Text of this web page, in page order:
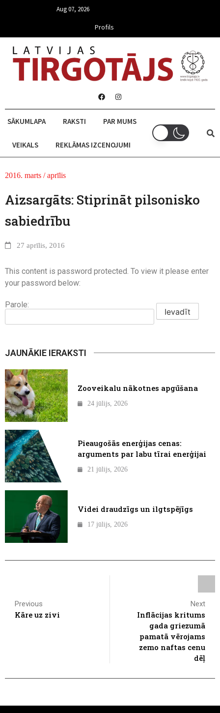
Aug 07, 2026
Profils
SĀKUMLAPA RAKSTI PAR MUMS
VEIKALS REKLĀMAS IZCENOJUMI
2016. marts / aprīlis
Aizsargāts: Stiprināt pilsonisko
sabiedrību
27 aprīlis, 2016
This content is password protected. To view it please enter
your password below:
Parole:
JAUNĀKIE IERAKSTI
Zooveikalu nākotnes apgūšana
24 jūlijs, 2026
Pieaugošās enerģijas cenas:
arguments par labu tīrai enerģijai
21 jūlijs, 2026
Videi draudzīgs un ilgtspējīgs
17 jūlijs, 2026
Previous
Kāre uz zivi
Next
Inflācijas kritums
gada griezumā
pamatā vērojams
zemo naftas cenu
dēļ